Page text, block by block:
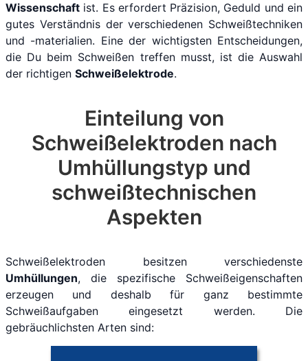
Wissenschaft ist. Es erfordert Präzision, Geduld und ein
gutes Verständnis der verschiedenen Schweißtechniken
und -materialien. Eine der wichtigsten Entscheidungen,
die Du beim Schweißen treffen musst, ist die Auswahl
der richtigen Schweißelektrode.
Einteilung von
Schweißelektroden nach
Umhüllungstyp und
schweißtechnischen
Aspekten
Schweißelektroden besitzen verschiedenste
Umhüllungen, die spezifische Schweißeigenschaften
erzeugen und deshalb für ganz bestimmte
Schweißaufgaben eingesetzt werden. Die
gebräuchlichsten Arten sind: